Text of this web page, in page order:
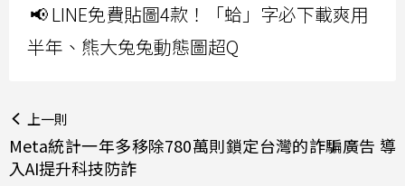
📢 LINE免費貼圖4款！「蛤」字必下載爽用
半年、熊大兔兔動態圖超Q
上一則
Meta統計一年多移除780萬則鎖定台灣的詐騙廣告 導
入AI提升科技防詐